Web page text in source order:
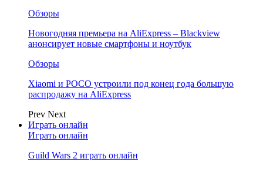
Обзоры
Новогодняя премьера на AliExpress – Blackview
анонсирует новые смартфоны и ноутбук
Обзоры
Xiaomi и POCO устроили под конец года большую
распродажу на AliExpress
Prev Next
Играть онлайн
Играть онлайн
Guild Wars 2 играть онлайн